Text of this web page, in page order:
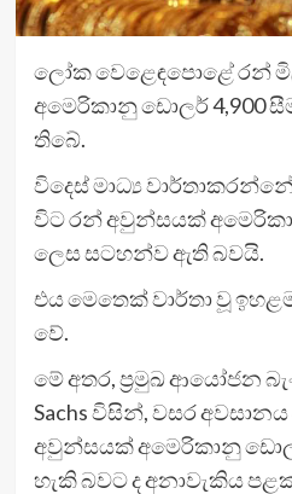
ලෝක වෙළෙඳපොළේ රන්
අමෙරිකානු ඩොලර් 4,900
තිබේ.
විදෙස් මාධ්‍ය
විට රන් අවුන්සයක්
ලෙස සටහන්ව ඇති බවයි.
එය මෙතෙක් වාර්තා වූ
වේ.
මේ අතර, ප්‍රමුඛ ආයෝජන
Sachs විසින්, වසර
අවුන්සයක් අමෙරිකානු
හැකි බවට ද අනාවැකිය